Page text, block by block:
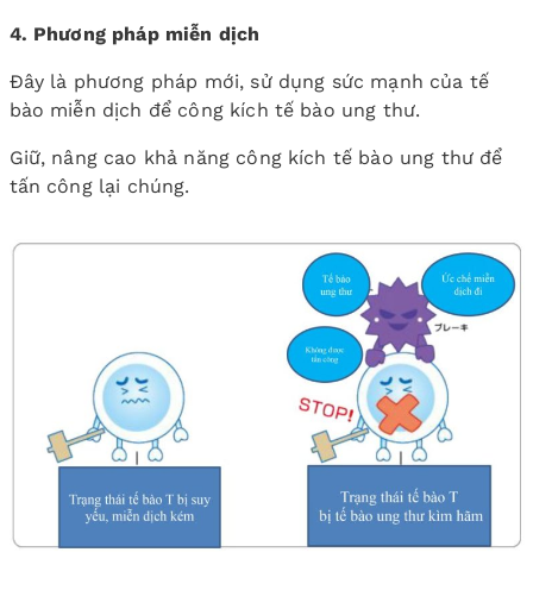
4. Phương pháp miễn dịch
Đây là phương pháp mới, sử dụng sức mạnh của tế
bào miễn dịch để công kích tế bào ung thư.
Giữ, nâng cao khả năng công kích tế bào ung thư để
tấn công lại chúng.